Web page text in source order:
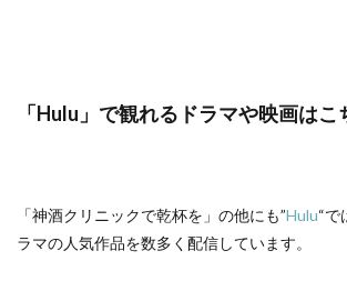
「Hulu」で観れるドラマや映画はこ
「神酒クリニックで乾杯を」の他にも”Hulu“で
ラマの人気作品を数多く配信しています。